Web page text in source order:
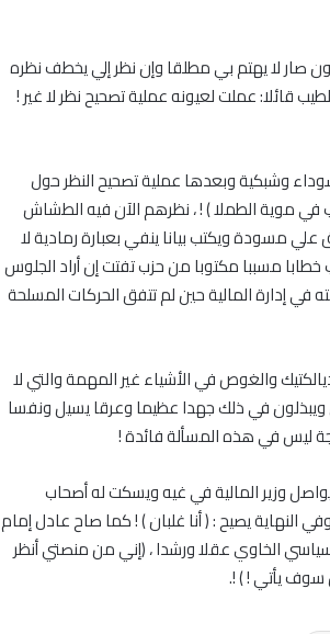
صار لا يهتم بي مطلقا وإن نظر إلي يخطف نظره
قائلا: عملت لعيونه عملية تصحيح نظر لا غير !
وشبكية وبعدها عملية تصحيح النظر حول
موية الطملا ) ! ، نظرهم الآن فيه الطشاش
مسودة ويكتب بيانا ينفي بعبارة رمادية لا
مسببا مكتوبا من حزب تفتت إن أراد الجلوس
في إدارة المالية حين لم تتفق الحركات المسلحة
والغوص في الأشياء غير المهمة والتي لا
ويبذلون في ذلك جهدا عظيما وعرقا يسيل ونفسا
ليس في هذه المسألة فائدة !
وزير المالية في غيه ويسكت له أصحاب
النهاية يصيح : ( أنا غلبان ) ! كما صاح عادل إمام
الخاوي عقلا ورشدا ، (إني من منصتي أنظر
سوف يأتي ! ) !.